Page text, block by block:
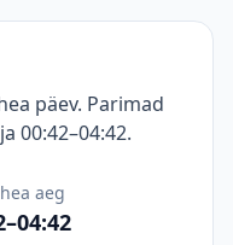
päev. Parimad
00:42–04:42.
aeg